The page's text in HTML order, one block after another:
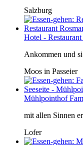
Salzburg
Hotel -
Ankommen und
Moos in Passeier
Mühlpointhof
mit allen Sinnen
Lofer